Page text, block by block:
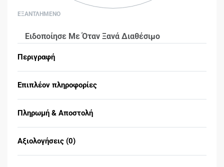
ΕΞΑΝΤΛΗΜΕΝΟ
Ειδοποίησε Με Όταν Ξανά Διαθέσιμο
Περιγραφή
Επιπλέον πληροφορίες
Πληρωμή & Αποστολή
Αξιολογήσεις (0)